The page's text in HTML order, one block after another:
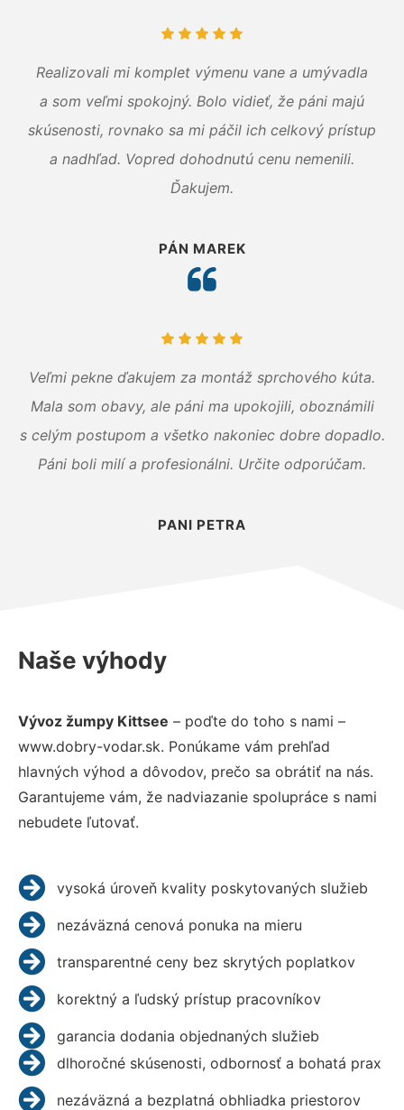
Realizovali mi komplet výmenu vane a umývadla
a som veľmi spokojný. Bolo vidieť, že páni majú
skúsenosti, rovnako sa mi páčil ich celkový prístup
a nadhľad. Vopred dohodnutú cenu nemenili.
Ďakujem.
PÁN MAREK
Veľmi pekne ďakujem za montáž sprchového kúta.
Mala som obavy, ale páni ma upokojili, oboznámili
s celým postupom a všetko nakoniec dobre dopadlo.
Páni boli milí a profesionálni. Určite odporúčam.
PANI PETRA
Naše výhody
Vývoz žumpy Kittsee – poďte do toho s nami –
www.dobry-vodar.sk. Ponúkame vám prehľad
hlavných výhod a dôvodov, prečo sa obrátiť na nás.
Garantujeme vám, že nadviazanie spolupráce s nami
nebudete ľutovať.
vysoká úroveň kvality poskytovaných služieb
nezáväzná cenová ponuka na mieru
transparentné ceny bez skrytých poplatkov
korektný a ľudský prístup pracovníkov
garancia dodania objednaných služieb
dlhoročné skúsenosti, odbornosť a bohatá prax
nezáväzná a bezplatná obhliadka priestorov